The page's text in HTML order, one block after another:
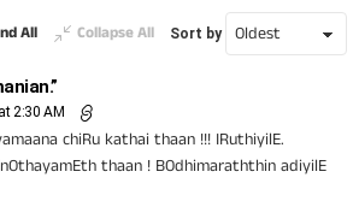
All Collapse All Sort by
2:30 AM
chiRu kathai thaan !!! IRuthiyilE.
thaan ! BOdhimaraththin adiyilE